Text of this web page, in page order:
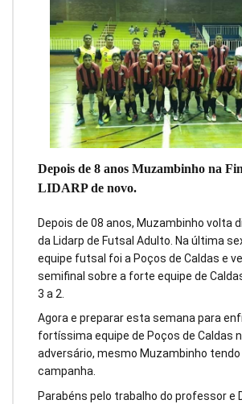
Depois de 8 anos Muzambinho na
LIDARP de novo.
Depois de 08 anos, Muzambinho volta
da Lidarp de Futsal Adulto. Na última
equipe futsal foi a Poços de Caldas e
semifinal sobre a forte equipe de
3 a 2.
Agora e preparar esta semana para
fortíssima equipe de Poços de Caldas
adversário, mesmo Muzambinho
campanha.
Parabéns pelo trabalho do professor e